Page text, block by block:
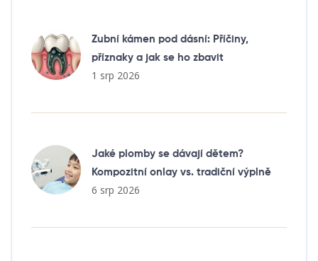
Zubní kámen pod dásní: Příčiny,
příznaky a jak se ho zbavit
1 srp 2026
Jaké plomby se dávají dětem?
Kompozitní onlay vs. tradiční výplně
6 srp 2026